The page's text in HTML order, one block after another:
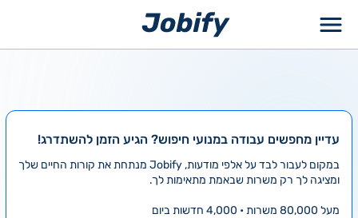
עדיין מחפשים עבודה במנועי חיפוש? הגיע הזמן להשתדרג!
במקום לעבור לבד על אלפי מודעות, Jobify מנתחת את קורות החיים שלך
ומציגה לך רק משרות שבאמת מתאימות לך.
מעל 80,000 משרות • 4,000 חדשות ביום